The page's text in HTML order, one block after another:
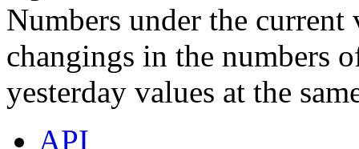
Numbers under the
changings in the numbers
yesterday values at the
API